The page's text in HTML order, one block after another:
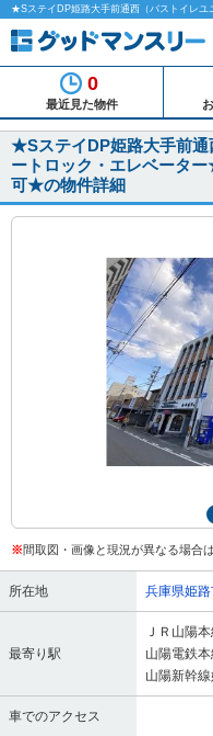
0
最近見た物件
★SステイDP姫路大手前
ートロック・エレベータ
可★の物件詳細
※間取図・画像と現況が異なる場合
所在地 兵庫県姫
最寄り駅
ＪＲ山陽
山陽電鉄
山陽新幹
車でのアクセス